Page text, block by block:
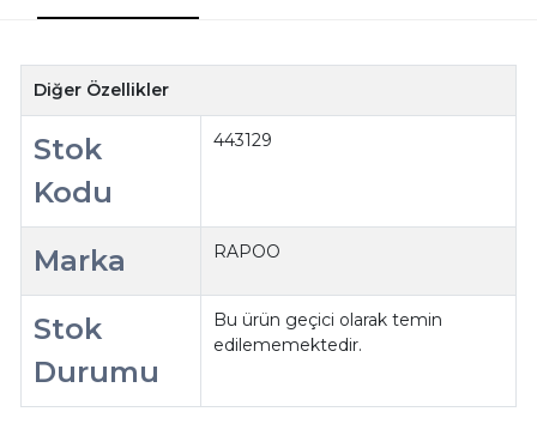
Diğer Özellikler
Stok
Kodu
443129
Marka RAPOO
Stok
Durumu
Bu ürün geçici olarak temin
edilememektedir.